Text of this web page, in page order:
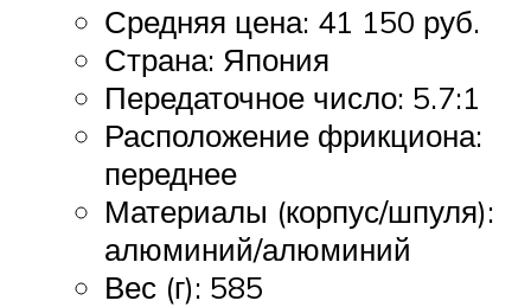
Средняя цена: 41 150 руб.
Страна: Япония
Передаточное число: 5.7:1
Расположение фрикциона:
переднее
Материалы (корпус/шпуля):
алюминий/алюминий
Вес (г): 585